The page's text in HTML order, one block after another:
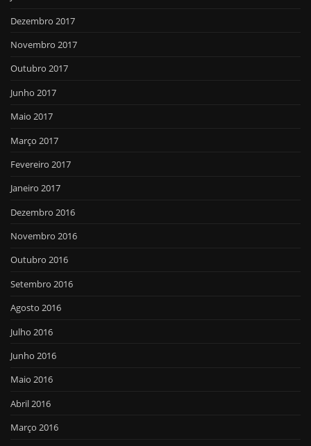
Dezembro 2017
Novembro 2017
Outubro 2017
Junho 2017
Maio 2017
Março 2017
Fevereiro 2017
Janeiro 2017
Dezembro 2016
Novembro 2016
Outubro 2016
Setembro 2016
Agosto 2016
Julho 2016
Junho 2016
Maio 2016
Abril 2016
Março 2016